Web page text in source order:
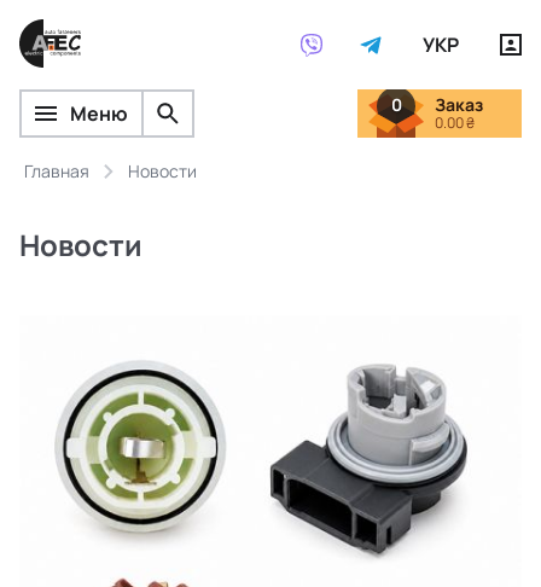
УКР
Меню 0 Заказ
0.00 ₴
Главная Новости
Новости